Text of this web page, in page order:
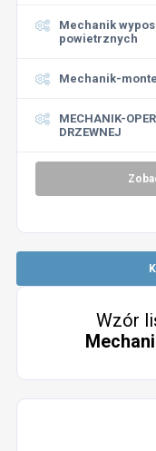
Mechanik
powietrznych
Mechanik-
MECHANIK-
DRZEWNEJ
Wzór